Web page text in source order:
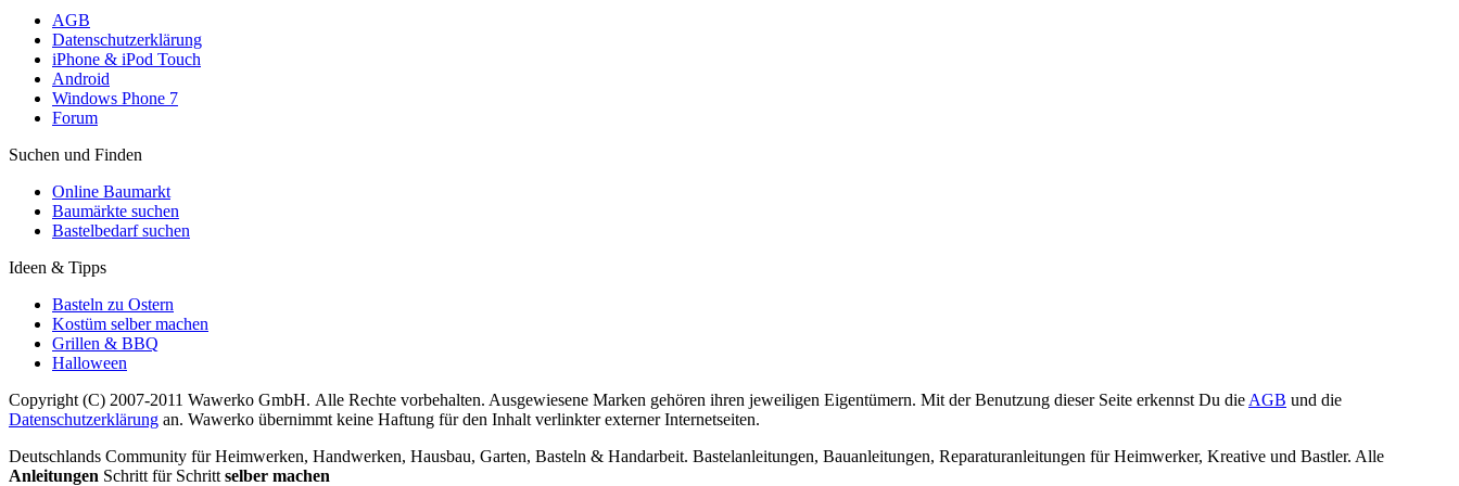
AGB
Datenschutzerklärung
iPhone & iPod Touch
Android
Windows Phone 7
Forum
Suchen und Finden
Online Baumarkt
Baumärkte suchen
Bastelbedarf suchen
Ideen & Tipps
Basteln zu Ostern
Kostüm selber machen
Grillen & BBQ
Halloween
Copyright (C) 2007-2011 Wawerko GmbH. Alle Rechte vorbehalten. Ausgewiesene Marken gehören ihren jeweiligen Eigentümern. Mit der Benutzung dieser Seite erkennst Du die AGB und die
Datenschutzerklärung an. Wawerko übernimmt keine Haftung für den Inhalt verlinkter externer Internetseiten.
Deutschlands Community für Heimwerken, Handwerken, Hausbau, Garten, Basteln & Handarbeit. Bastelanleitungen, Bauanleitungen, Reparaturanleitungen für Heimwerker, Kreative und Bastler. Alle
Anleitungen Schritt für Schritt selber machen